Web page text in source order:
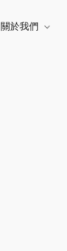
關於我們